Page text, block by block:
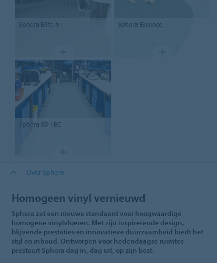
Sphera Elite b+ Sphera Essence
Sphera SD | EC
Over Sphera
Homogeen vinyl vernieuwd
Sphera zet een nieuwe standaard voor hoogwaardige
homogene vinylvloeren. Met zijn inspirerende design,
blijvende prestaties en innovatieve duurzaamheid biedt het
stijl en inhoud. Ontworpen voor hedendaagse ruimtes
presteert Sphera dag in, dag uit, op zijn best.